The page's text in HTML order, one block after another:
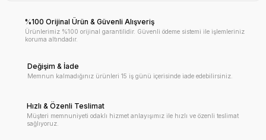
%100 Orijinal Ürün & Güvenli Alışveriş
Ürünlerimiz %100 orijinal garantilidir. Güvenli ödeme sistemi ile işlemleriniz
koruma altındadır.
Değişim & İade
Memnun kalmadığınız ürünleri 15 iş günü içerisinde iade edebilirsiniz.
Hızlı & Özenli Teslimat
Müşteri memnuniyeti odaklı hizmet anlayışımız ile hızlı ve özenli teslimat
sağlıyoruz.